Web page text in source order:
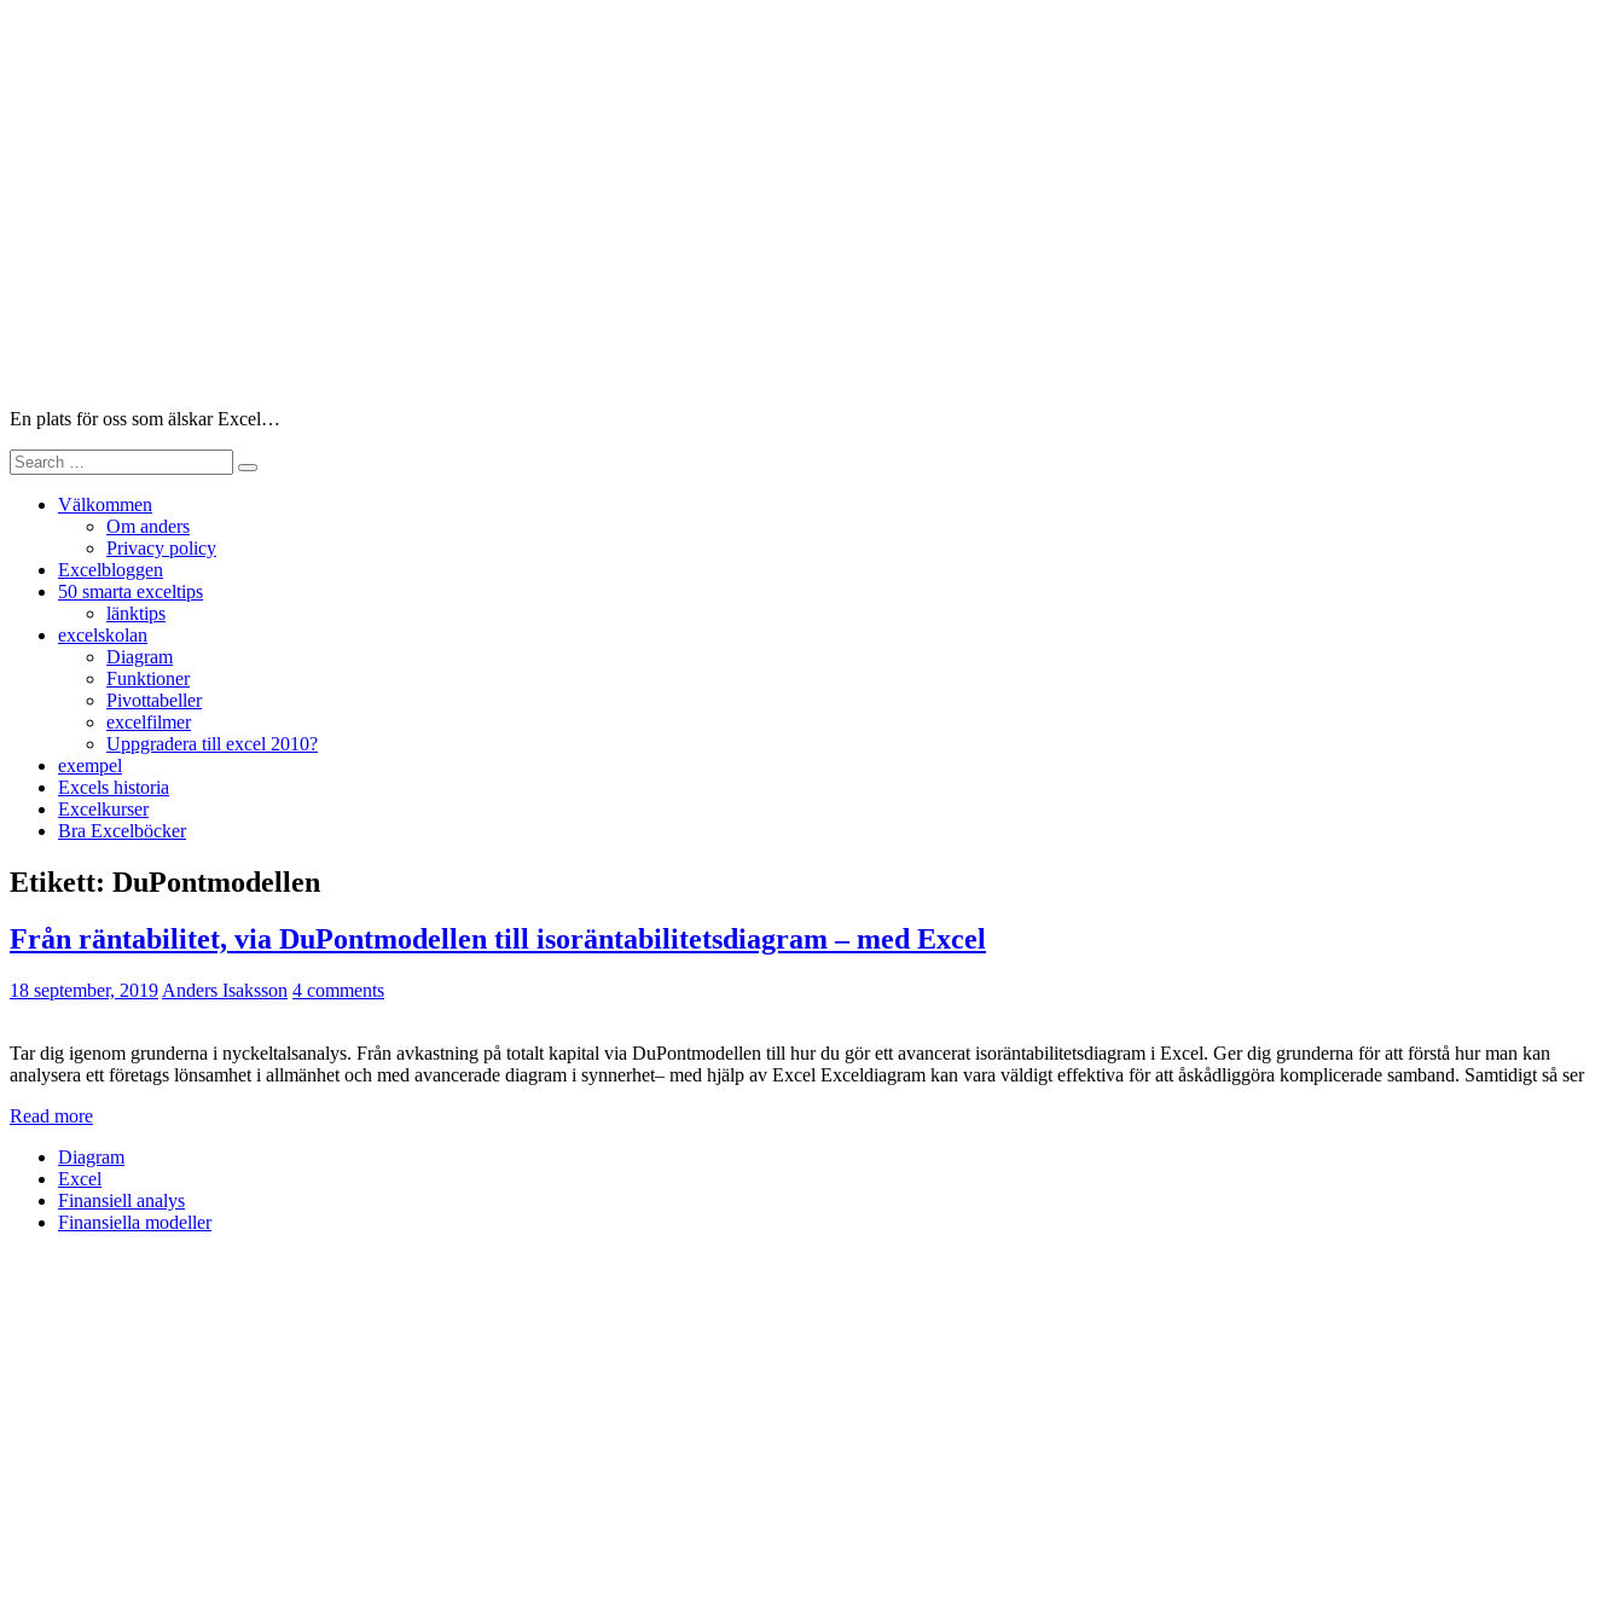
En plats för oss som älskar Excel…
Search
for:
Välkommen
Om anders
Privacy policy
Excelbloggen
50 smarta exceltips
länktips
excelskolan
Diagram
Funktioner
Pivottabeller
excelfilmer
Uppgradera till excel 2010?
exempel
Excels historia
Excelkurser
Bra Excelböcker
Etikett: DuPontmodellen
Från räntabilitet, via DuPontmodellen till isoräntabilitetsdiagram – med Excel
18 september, 2019 Anders Isaksson 4 comments
Tar dig igenom grunderna i nyckeltalsanalys. Från avkastning på totalt kapital via DuPontmodellen till hur du gör ett avancerat isoräntabilitetsdiagram i Excel. Ger dig grunderna för att förstå hur man kan
analysera ett företags lönsamhet i allmänhet och med avancerade diagram i synnerhet– med hjälp av Excel Exceldiagram kan vara väldigt effektiva för att åskådliggöra komplicerade samband. Samtidigt så ser
Read more
Diagram
Excel
Finansiell analys
Finansiella modeller